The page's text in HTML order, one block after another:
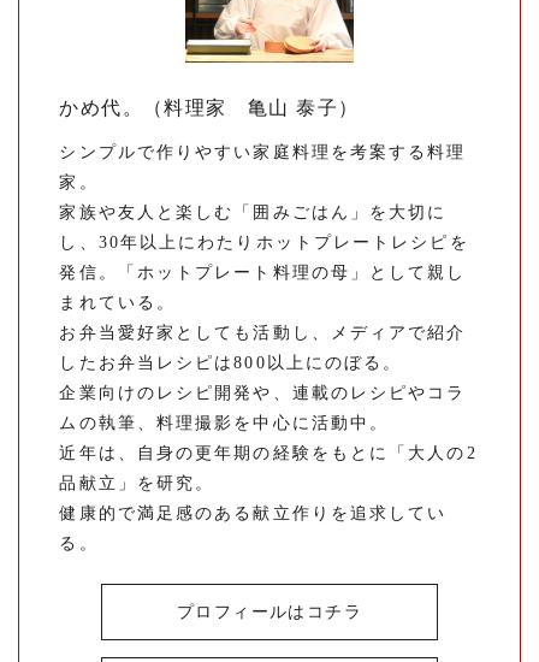
かめ代。（料理家 亀山 泰子）
シンプルで作りやすい家庭料理を考案する料理
家。
家族や友人と楽しむ「囲みごはん」を大切に
し、30年以上にわたりホットプレートレシピを
発信。「ホットプレート料理の母」として親し
まれている。
お弁当愛好家としても活動し、メディアで紹介
したお弁当レシピは800以上にのぼる。
企業向けのレシピ開発や、連載のレシピやコラ
ムの執筆、料理撮影を中心に活動中。
近年は、自身の更年期の経験をもとに「大人の2
品献立」を研究。
健康的で満足感のある献立作りを追求してい
る。
プロフィールはコチラ